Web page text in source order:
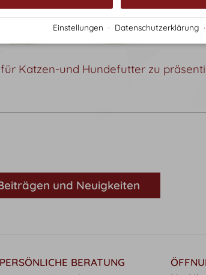
Katzen-und Hundefutter zu
und Neuigkeiten
PERSÖNLICHE BERATUNG
Einstellungen · Datenschutzerklärung ·